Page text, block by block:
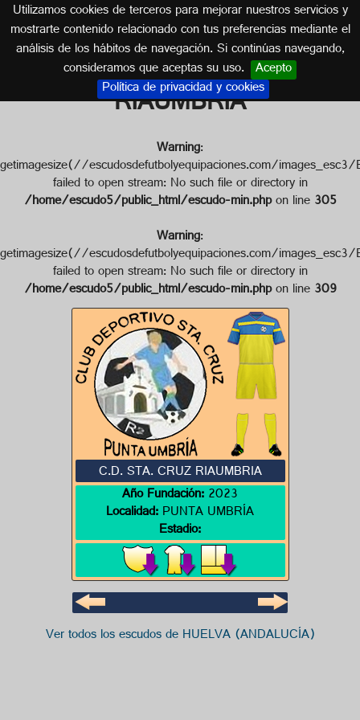
Utilizamos cookies de terceros para mejorar nuestros servicios y
mostrarte contenido relacionado con tus preferencias mediante el
análisis de los hábitos de navegación. Si continúas navegando,
consideramos que aceptas su uso. Acepto
Política de privacidad y cookies
Escudo de C.D. STA. CRUZ
RIAUMBRIA
HUELVA (ANDALUCÍA)
Warning:
getimagesize(//escudosdefutbolyequipaciones.com/
failed to open stream: No such file or directory in
/home/escudo5/public_html/escudo-min.phpon line305
Warning:
getimagesize(//escudosdefutbolyequipaciones.com/
failed to open stream: No such file or directory in
/home/escudo5/public_html/escudo-min.phpon line309
C.D. STA. CRUZ RIAUMBRIA
Año Fundación:2023
Localidad:PUNTA UMBRÍA
Estadio:
Ver todos los escudos de HUELVA (ANDALUCÍA)